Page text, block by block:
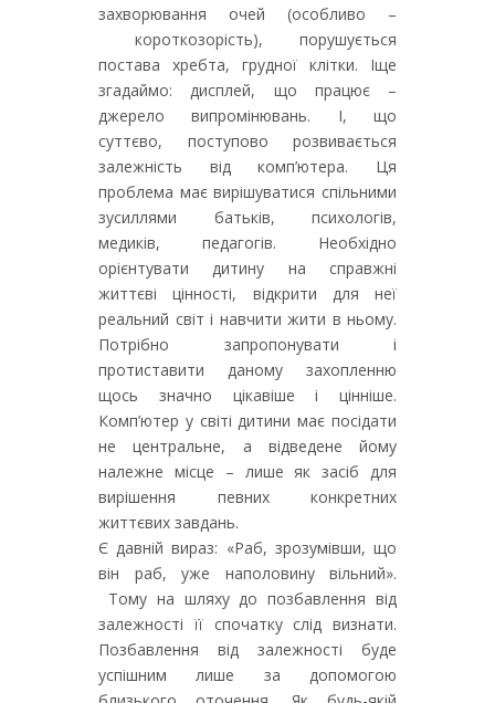
захворювання очей (особливо –
короткозорість), порушується
постава хребта, грудної клітки. Іще
згадаймо: дисплей, що працює –
джерело випромінювань. І, що
суттєво, поступово розвивається
залежність від комп’ютера. Ця
проблема має вирішуватися спільними
зусиллями батьків, психологів,
медиків, педагогів. Необхідно
орієнтувати дитину на справжні
життєві цінності, відкрити для неї
реальний світ і навчити жити в ньому.
Потрібно запропонувати і
протиставити даному захопленню
щось значно цікавіше і цінніше.
Комп’ютер у світі дитини має посідати
не центральне, а відведене йому
належне місце – лише як засіб для
вирішення певних конкретних
життєвих завдань.
Є давній вираз: «Раб, зрозумівши, що
він раб, уже наполовину вільний».
Тому на шляху до позбавлення від
залежності її спочатку слід визнати.
Позбавлення від залежності буде
успішним лише за допомогою